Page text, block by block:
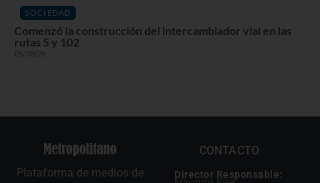
SOCIEDAD
Comenzó la construcción del intercambiador vial en las
rutas 5 y 102
05/08/26
Plataforma de medios de
CONTACTO
Director Responsable: